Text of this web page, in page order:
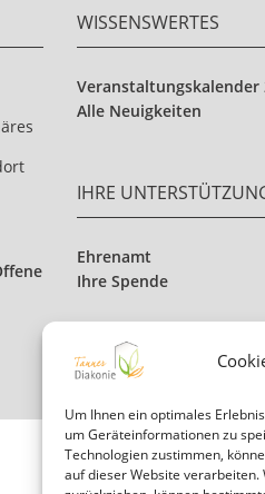
Um Ihnen ein optimales
um Geräteinformationen zu
Technologien zustimmen,
auf dieser Website
WISSENSWERTES
Veranstaltungskalender
Alle Neuigkeiten
IHRE
Ehrenamt
Ihre Spende